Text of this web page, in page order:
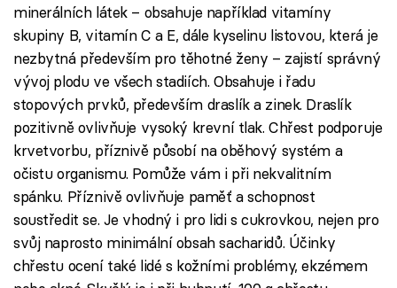
minerálních látek – obsahuje například vitamíny
skupiny B, vitamín C a E, dále kyselinu listovou, která je
nezbytná především pro těhotné ženy – zajistí správný
vývoj plodu ve všech stadiích. Obsahuje i řadu
stopových prvků, především draslík a zinek. Draslík
pozitivně ovlivňuje vysoký krevní tlak. Chřest podporuje
krvetvorbu, příznivě působí na oběhový systém a
očistu organismu. Pomůže vám i při nekvalitním
spánku. Příznivě ovlivňuje paměť a schopnost
soustředit se. Je vhodný i pro lidi s cukrovkou, nejen pro
svůj naprosto minimální obsah sacharidů. Účinky
chřestu ocení také lidé s kožními problémy, ekzémem